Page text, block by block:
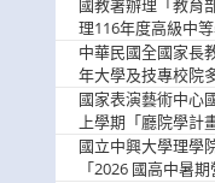
國教署辦理「教育
理116年度高級中
實施計畫」，鼓勵
中華民國全國家長
年大學及技專校院
輔導家長說明會」
國家表演藝術中心
上學期「廳院學計
及「一日體驗課程
與。
國立中興大學理學
「2026 國高中暑